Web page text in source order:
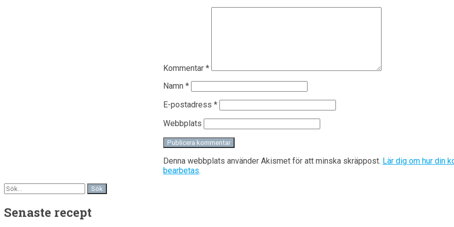
Kommentar *
Namn *
E-postadress *
Webbplats
Denna webbplats använder Akismet för att minska skräppost. Lär dig om hur din
bearbetas.
Senaste recept